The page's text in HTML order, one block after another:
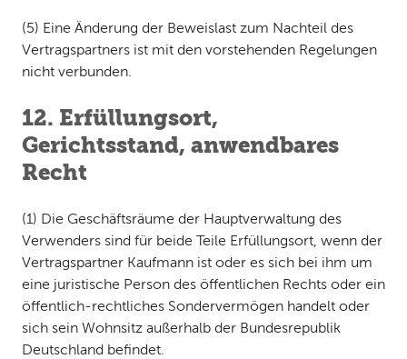
(5) Eine Änderung der Beweislast zum Nachteil des
Vertragspartners ist mit den vorstehenden Regelungen
nicht verbunden.
12. Erfüllungsort,
Gerichtsstand, anwendbares
Recht
(1) Die Geschäftsräume der Hauptverwaltung des
Verwenders sind für beide Teile Erfüllungsort, wenn der
Vertragspartner Kaufmann ist oder es sich bei ihm um
eine juristische Person des öffentlichen Rechts oder ein
öffentlich-rechtliches Sondervermögen handelt oder
sich sein Wohnsitz außerhalb der Bundesrepublik
Deutschland befindet.